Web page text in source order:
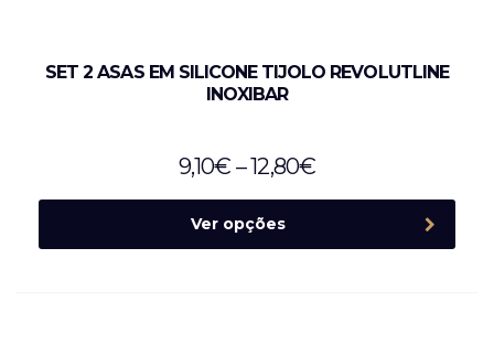
SET 2 ASAS EM SILICONE TIJOLO REVOLUTLINE
INOXIBAR
9,10€ –12,80€
Ver opções